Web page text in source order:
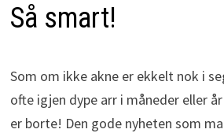
Så smart!
Som om ikke akne er ekkelt nok i
ofte igjen dype arr i måneder eller
er borte! Den gode nyheten som